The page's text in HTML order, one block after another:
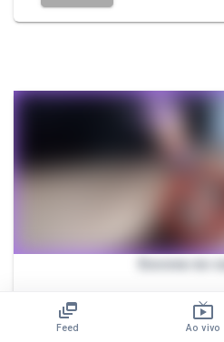
Feed Ao vivo
Escova no
- Enfiando o cabo da escova